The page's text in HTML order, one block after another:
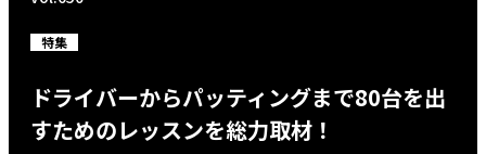
特集
ドライバーからパッティングまで80台を出
すためのレッスンを総力取材！